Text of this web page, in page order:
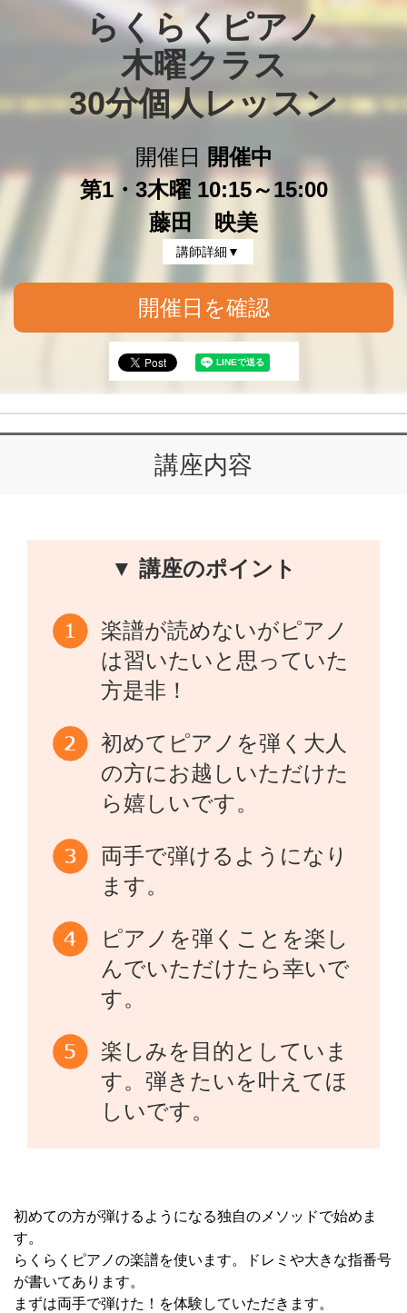
らくらくピアノ
木曜クラス
30分個人レッスン
開催日
開催中
第1・3木曜 10:15～15:00
藤田 映美
講師詳細▼
開催日を確認
講座内容
▼ 講座のポイント
楽譜が読めないがピアノ
は習いたいと思っていた
方是非！
初めてピアノを弾く大人
の方にお越しいただけた
ら嬉しいです。
両手で弾けるようになり
ます。
ピアノを弾くことを楽し
んでいただけたら幸いで
す。
楽しみを目的としていま
す。弾きたいを叶えてほ
しいです。
初めての方が弾けるようになる独自のメソッドで始めま
す。
らくらくピアノの楽譜を使います。ドレミや大きな指番号
が書いてあります。
まずは両手で弾けた！を体験していただきます。